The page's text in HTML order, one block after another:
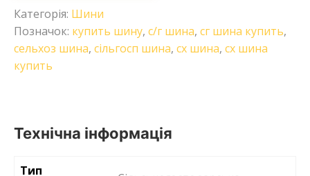
Категорія: Шини
Позначок: купить шину, с/г шина, сг шина купить,
сельхоз шина, сільгосп шина, сх шина, сх шина
купить
Технічна інформація
Тип